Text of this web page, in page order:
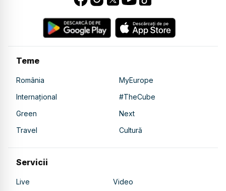
Teme
România
MyEurope
Internațional
#TheCube
Green
Next
Travel
Cultură
Servicii
Live Video